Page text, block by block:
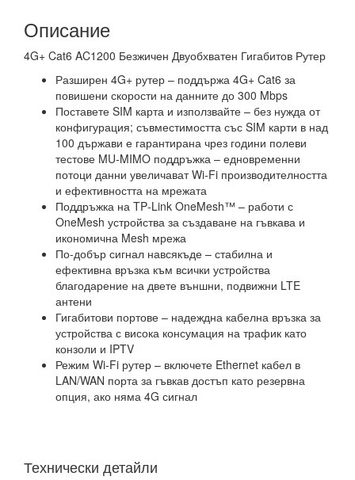
Описание
4G+ Cat6 AC1200 Безжичен Двуобхватен Гигабитов Рутер
Разширен 4G+ рутер – поддържа 4G+ Cat6 за
повишени скорости на данните до 300 Mbps
Поставете SIM карта и използвайте – без нужда от
конфигурация; съвместимостта със SIM карти в над
100 държави е гарантирана чрез години полеви
тестове MU‑MIMO поддръжка – едновременни
потоци данни увеличават Wi‑Fi производителността
и ефективността на мрежата
Поддръжка на TP‑Link OneMesh™ – работи с
OneMesh устройства за създаване на гъвкава и
икономична Mesh мрежа
По‑добър сигнал навсякъде – стабилна и
ефективна връзка към всички устройства
благодарение на двете външни, подвижни LTE
антени
Гигабитови портове – надеждна кабелна връзка за
устройства с висока консумация на трафик като
конзоли и IPTV
Режим Wi‑Fi рутер – включете Ethernet кабел в
LAN/WAN порта за гъвкав достъп като резервна
опция, ако няма 4G сигнал
Технически детайли